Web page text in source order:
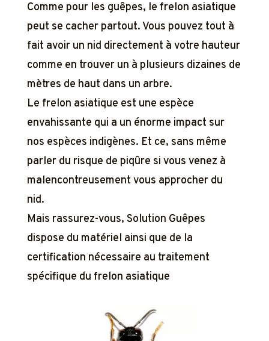
Comme pour les guêpes, le frelon asiatique
peut se cacher partout. Vous pouvez tout à
fait avoir un nid directement à votre hauteur
comme en trouver un à plusieurs dizaines de
mètres de haut dans un arbre.
Le frelon asiatique est une espèce
envahissante qui a un énorme impact sur
nos espèces indigènes. Et ce, sans même
parler du risque de piqûre si vous venez à
malencontreusement vous approcher du
nid.
Mais rassurez-vous, Solution Guêpes
dispose du matériel ainsi que de la
certification nécessaire au traitement
spécifique du frelon asiatique